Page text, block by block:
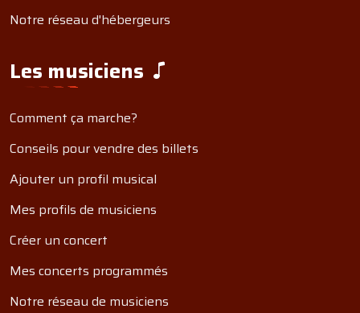
Notre réseau d'hébergeurs
Les musiciens
Comment ça marche?
Conseils pour vendre des billets
Ajouter un profil musical
Mes profils de musiciens
Créer un concert
Mes concerts programmés
Notre réseau de musiciens